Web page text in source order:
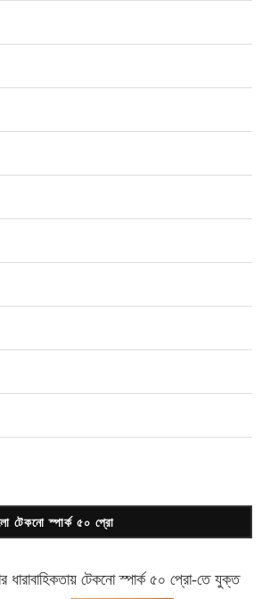
টেকনো স্পার্ক ৫০ প্রো
ধারাবাহিকতায় টেকনোস্পার্ক ৫০ প্রো-তে যুক্ত